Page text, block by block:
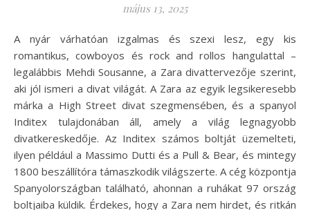
május 13, 2025
A nyár várhatóan izgalmas és szexi lesz, egy kis
romantikus, cowboyos és rock and rollos hangulattal –
legalábbis Mehdi Sousanne, a Zara divattervezője szerint,
aki jól ismeri a divat világát. A Zara az egyik legsikeresebb
márka a High Street divat szegmensében, és a spanyol
Inditex tulajdonában áll, amely a világ legnagyobb
divatkereskedője. Az Inditex számos boltját üzemelteti,
ilyen például a Massimo Dutti és a Pull & Bear, és mintegy
1800 beszállítóra támaszkodik világszerte. A cég központja
Spanyolországban található, ahonnan a ruhákat 97 ország
boltjaiba küldik. Érdekes, hogy a Zara nem hirdet, és ritkán